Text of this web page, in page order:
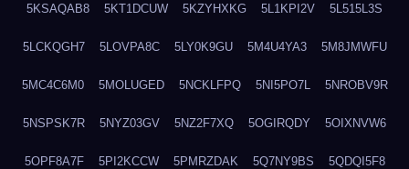
5KSAQAB8 5KT1DCUW 5KZYHXKG 5L1KPI2V 5L515L3S
5LCKQGH7 5LOVPA8C 5LY0K9GU 5M4U4YA3 5M8JMWFU
5MC4C6M0 5MOLUGED 5NCKLFPQ 5NI5PO7L 5NROBV9R
5NSPSK7R 5NYZ03GV 5NZ2F7XQ 5OGIRQDY 5OIXNVW6
5OPF8A7F 5PI2KCCW 5PMRZDAK 5Q7NY9BS 5QDQI5F8